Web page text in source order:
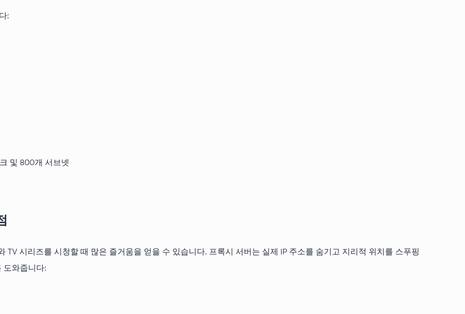
:
및 800개 서브넷
TV 시리즈를 시청할 때 많은 즐거움을 얻을 수 있습니다. 프록시 서버는 실제 IP 주소를 숨기고 지리적 위치를 스푸핑
도와줍니다: